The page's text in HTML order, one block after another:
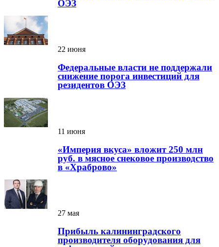
ОЭЗ
22 июня
Федеральные власти не поддержали
снижение порога инвестиций для
резидентов ОЭЗ
11 июня
«Империя вкуса» вложит 250 млн
руб. в мясное снековое производство
в «Храброво»
27 мая
Прибыль калининградского
производителя оборудования для